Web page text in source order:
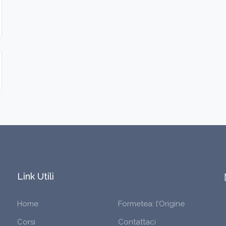
Link Utili
Home
Formetea: l’Origine
Corsi
Contattaci